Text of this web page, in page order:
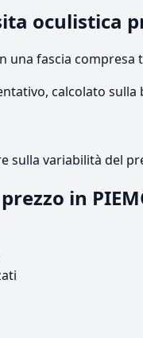
oculistica
una fascia compresa
calcolato sulla
sulla variabilità del
in